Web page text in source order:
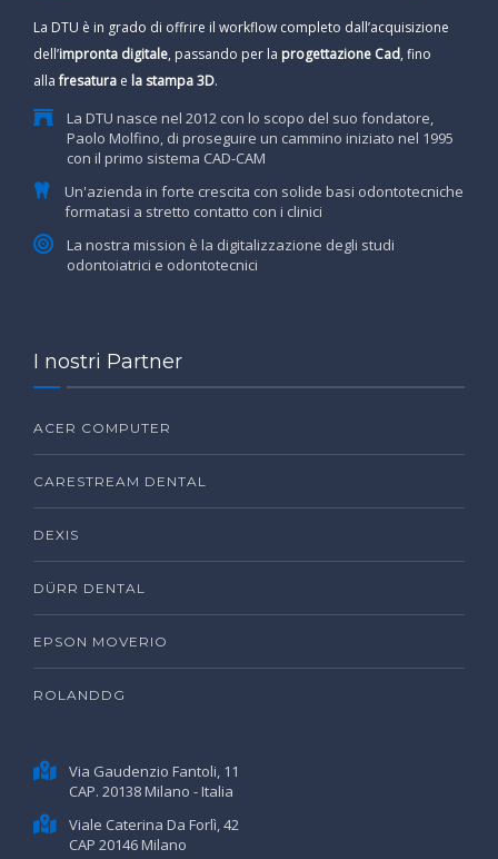
La DTU è in grado di offrire il workflow completo dall’acquisizione
dell’impronta digitale, passando per la progettazione Cad, fino
allafresatura e la stampa 3D.
La DTU nasce nel 2012 con lo scopo del suo fondatore,
Paolo Molfino, di proseguire un cammino iniziato nel 1995
con il primo sistema CAD-CAM
Un'azienda in forte crescita con solide basi odontotecniche
formatasi a stretto contatto con i clinici
La nostra mission è la digitalizzazione degli studi
odontoiatrici e odontotecnici
I nostri Partner
ACER COMPUTER
CARESTREAM DENTAL
DEXIS
DÜRR DENTAL
EPSON MOVERIO
ROLANDDG
Via Gaudenzio Fantoli, 11
CAP. 20138 Milano - Italia
Viale Caterina Da Forlì, 42
CAP 20146 Milano